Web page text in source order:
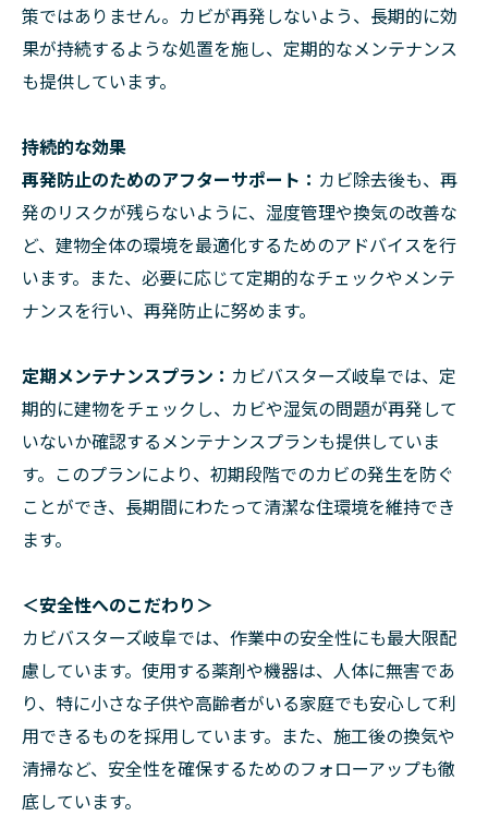
策ではありません。カビが再発しないよう、長期的に効
果が持続するような処置を施し、定期的なメンテナンス
も提供しています。
持続的な効果
再発防止のためのアフターサポート： カビ除去後も、再
発のリスクが残らないように、湿度管理や換気の改善な
ど、建物全体の環境を最適化するためのアドバイスを行
います。また、必要に応じて定期的なチェックやメンテ
ナンスを行い、再発防止に努めます。
定期メンテナンスプラン： カビバスターズ岐阜では、定
期的に建物をチェックし、カビや湿気の問題が再発して
いないか確認するメンテナンスプランも提供していま
す。このプランにより、初期段階でのカビの発生を防ぐ
ことができ、長期間にわたって清潔な住環境を維持でき
ます。
＜安全性へのこだわり＞
カビバスターズ岐阜では、作業中の安全性にも最大限配
慮しています。使用する薬剤や機器は、人体に無害であ
り、特に小さな子供や高齢者がいる家庭でも安心して利
用できるものを採用しています。また、施工後の換気や
清掃など、安全性を確保するためのフォローアップも徹
底しています。